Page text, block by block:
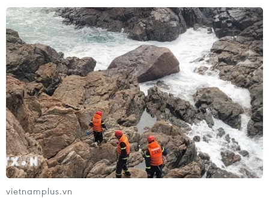
vietnamplus.vn